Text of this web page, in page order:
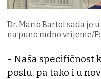
Dr. Mario Bartol sada je
na puno radno vrijeme/
- Naša specifičnost
poslu, pa tako i u